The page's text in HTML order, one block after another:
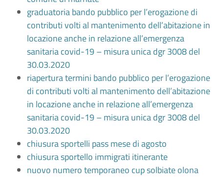
graduatoria bando pubblico per l’erogazione di
contributi volti al mantenimento dell’abitazione in
locazione anche in relazione all’emergenza
sanitaria covid-19 – misura unica dgr 3008 del
30.03.2020
riapertura termini bando pubblico per l’erogazione
di contributi volti al mantenimento dell’abitazione
in locazione anche in relazione all’emergenza
sanitaria covid-19 – misura unica dgr 3008 del
30.03.2020
chiusura sportelli pass mese di agosto
chiusura sportello immigrati itinerante
nuovo numero temporaneo cup solbiate olona